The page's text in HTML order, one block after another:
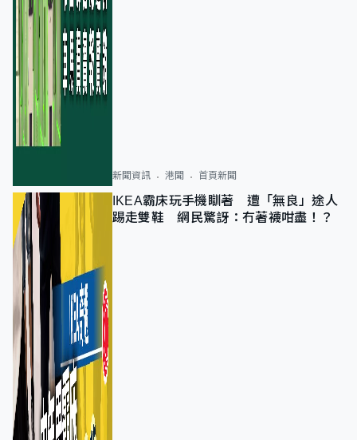
新聞資訊 港聞 首頁新聞
IKEA霸床玩手機瞓著 遭「無良」途人
踢走雙鞋 網民驚訝：冇著襪咁盡！？